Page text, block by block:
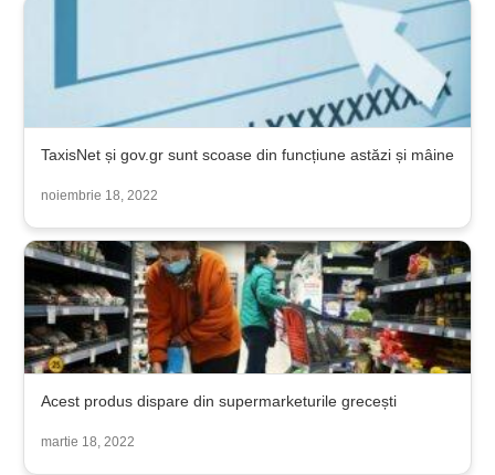
TaxisNet și gov.gr sunt scoase din funcțiune astăzi și mâine
noiembrie 18, 2022
Acest produs dispare din supermarketurile grecești
martie 18, 2022